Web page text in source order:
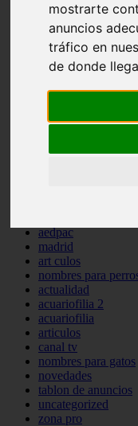
mostrarte
anuncios
tráfico en
de donde
acuario
iberzoo propet
comercios
estanques
viajar
conejos
navidad
aedpac
madrid
art culos
nombres para
actualidad
acuariofilia 2
acuariofilia
articulos
canal tv
nombres para gatos
novedades
tablon de anuncios
uncategorized
zona pro